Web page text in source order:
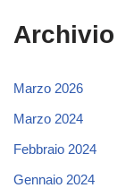
Archivio
Marzo 2026
Marzo 2024
Febbraio 2024
Gennaio 2024